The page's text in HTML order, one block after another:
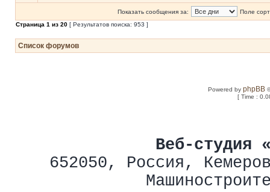
Показать сообщения за:
Поле
Страница 1 из 20 [ Результатов поиска: 953 ]
Список форумов
Powered byphpBB
[ Time :
Веб-студия
652050, Россия ,